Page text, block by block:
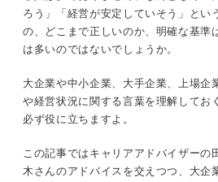
混同されがち？ 大企業の定
大企業とは？ 基準と定義を
基準が違う？ 大企業と混同
味を押さえよう
大企業かどうかは「会社概
※AIの特性上、間違いが含まれている場
と併せてご確認ください。
ろう」「経営が安定していそう」とい
の、どこまで正しいのか、明確な基準
は多いのではないでしょうか。
大企業や中小企業、大手企業、上場企
や経営状況に関する言葉を理解してお
必ず役に立ちますよ。
この記事ではキャリアアドバイザーの
木さんのアドバイスを交えつつ、大企